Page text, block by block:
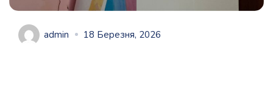
admin 18 Березня, 2026